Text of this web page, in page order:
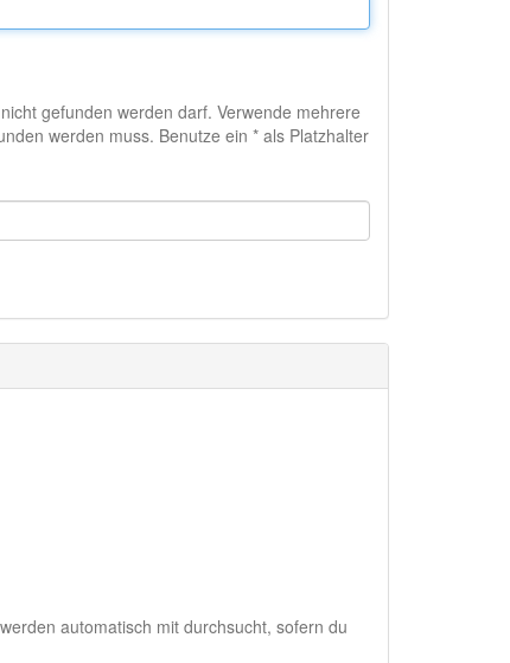
gefunden werden darf. Verwende mehrere
werden muss. Benutze ein * als Platzhalter
automatisch mit durchsucht, sofern du